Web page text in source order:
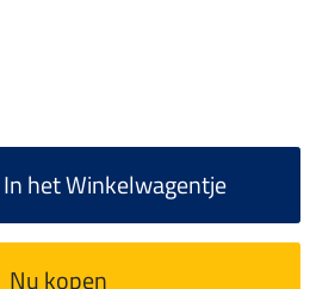
In het Winkelwagentje
Nu kopen